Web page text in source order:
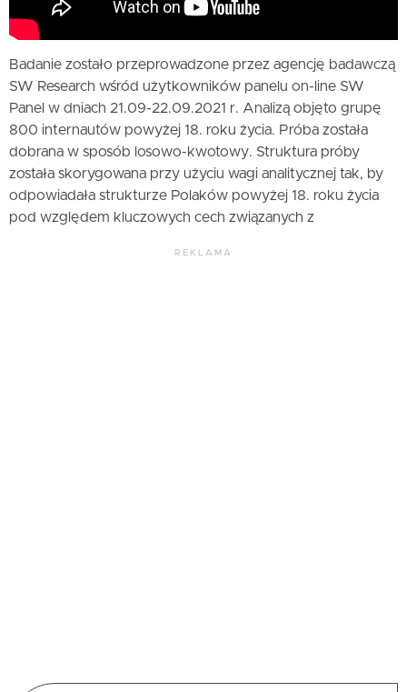
Badanie zostało przeprowadzone przez agencję badawczą
SW Research wśród użytkowników panelu on-line SW
Panel w dniach 21.09-22.09.2021 r. Analizą objęto grupę
800 internautów powyżej 18. roku życia. Próba została
dobrana w sposób losowo-kwotowy. Struktura próby
została skorygowana przy użyciu wagi analitycznej tak, by
odpowiadała strukturze Polaków powyżej 18. roku życia
pod względem kluczowych cech związanych z
REKLAMA